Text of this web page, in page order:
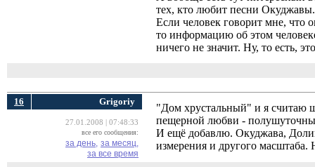
тех, кто любит песни
Если человек говорит мне, что
то информацию об этом
ничего не значит. Ну, то есть,
16 Grigoriy
27.01.2008 | 07:48:33
все его сообщения:
за день, за месяц,
за все время
"Дом хрустальный" и я считаю
пещерной любви -
И ещё добавлю. Окуджава,
измерения и другого масштаба.